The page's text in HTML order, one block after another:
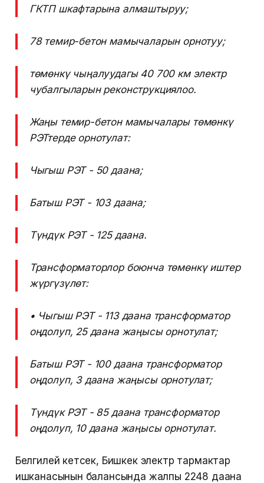
ГКТП шкафтарына алмаштыруу;
78 темир-бетон мамычаларын орнотуу;
төмөнкү чыңалуудагы 40 700 км электр
чубалгыларын реконструкциялоо.
Жаңы темир-бетон мамычалары төмөнкү
РЭТтерде орнотулат:
Чыгыш РЭТ - 50 даана;
Батыш РЭТ - 103 даана;
Түндүк РЭТ - 125 даана.
Трансформаторлор боюнча төмөнкү иштер
жүргүзүлөт:
• Чыгыш РЭТ - 113 даана трансформатор
оңдолуп, 25 даана жаңысы орнотулат;
Батыш РЭТ - 100 даана трансформатор
оңдолуп, 3 даана жаңысы орнотулат;
Түндүк РЭТ - 85 даана трансформатор
оңдолуп, 10 даана жаңысы орнотулат.
Белгилей кетсек, Бишкек электр тармактар
ишканасынын балансында жалпы 2248 даана